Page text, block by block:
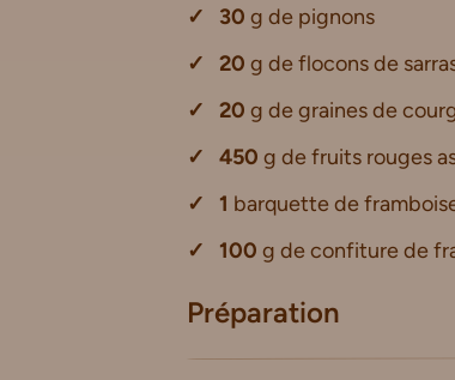
30 g de pignons
20 g de flocons de
20 g de graines de
450 g de fruits rouges
1 barquette de
100 g de confiture de
Préparation